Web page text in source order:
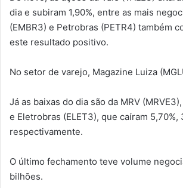
dia e subiram 1,90%, entre as mais
(EMBR3) e Petrobras (PETR4) também
este resultado positivo.
No setor de varejo, Magazine Luiza
Já as baixas do dia são da MRV
e Eletrobras (ELET3), que caíram 5,70%,
respectivamente.
O último fechamento teve volume
bilhões.